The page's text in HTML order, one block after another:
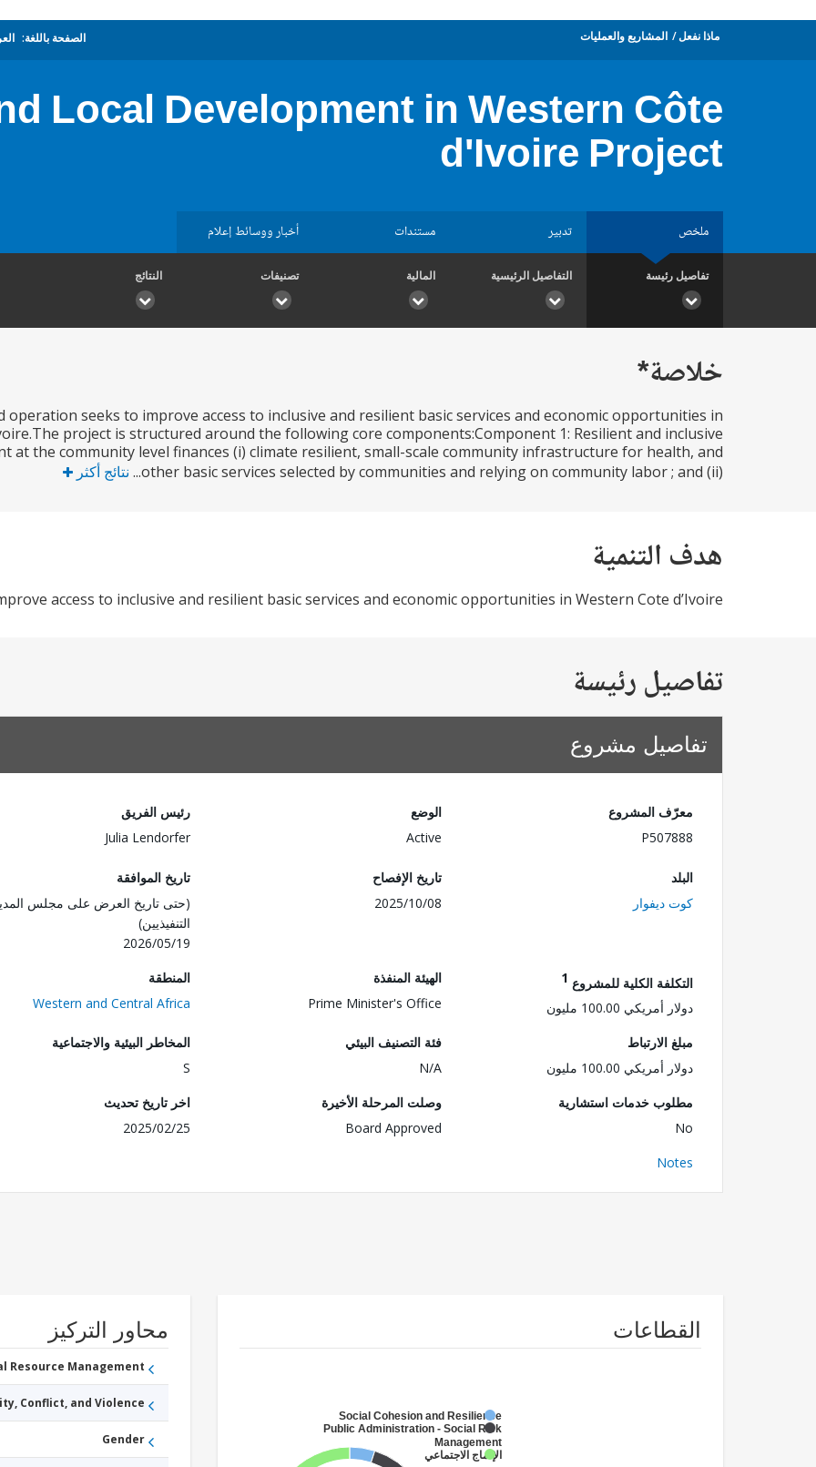
ماذا نفعل المشاريع والعمليات الصفحة باللغة:
Local Development in Western Côte
d'Ivoire Project
ملخص تدبير مستندات أخبار ووسائط إعلام
تفاصيل رئيسة التفاصيل الرئيسية المالية تصنيفات النتائج
خلاصة*
operation seeks to improve access to inclusive and resilient basic services and economic opportunities in
project is structured around the following core components:Component 1: Resilient and inclusive
at the community level finances (i) climate resilient, small-scale community infrastructure for health, and
other basic services selected by communities and relying on community labor ; and (ii)...
نتائج أكثر
هدف التنمية
access to inclusive and resilient basic services and economic opportunities in Western Cote d’Ivoire.
تفاصيل رئيسة
تفاصيل مشروع
معرّف المشروع
P507888
الوضع
Active
رئيس الفريق
Julia Lendorfer
البلد
كوت ديفوار
تاريخ الإفصاح
2025/10/08
تاريخ الموافقة
(حتى تاريخ العرض على مجلس
التنفيذيين)
2026/05/19
التكلفة الكلية للمشروع 1
دولار أمريكي 100.00 مليون
الهيئة المنفذة
Prime Minister's Office
المنطقة
Western and Central Africa
مبلغ الارتباط
دولار أمريكي 100.00 مليون
فئة التصنيف البيئي
N/A
المخاطر البيئية والاجتماعية
S
مطلوب خدمات استشارية
No
وصلت المرحلة الأخيرة
Board Approved
اخر تاريخ تحديث
2025/02/25
Notes
القطاعات
Social Cohesion and Resilience
Public Administration - Social Risk
Management
الإدماج الاجتماعي
محاور التركيز
Resource Management
Conflict, and Violence
Gender